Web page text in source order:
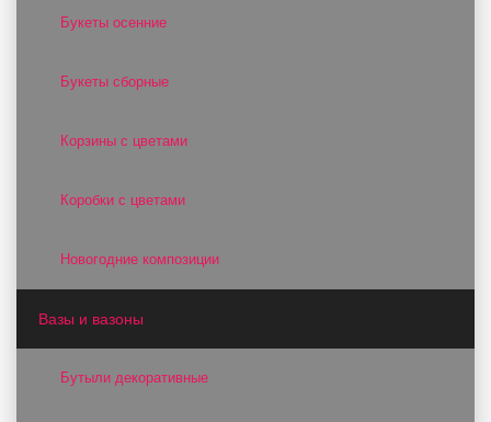
Букеты осенние
Букеты сборные
Корзины с цветами
Коробки с цветами
Новогодние композиции
Вазы и вазоны
Бутыли декоративные